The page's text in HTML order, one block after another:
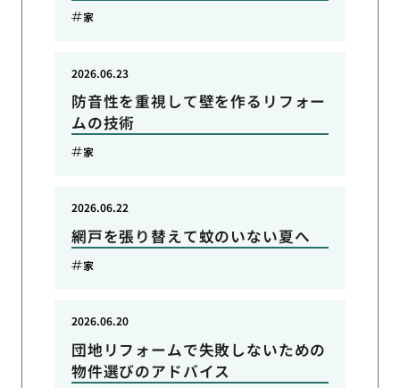
家
防音性を重視して壁を作るリフォー
ムの技術
2026.06.23
家
網戸を張り替えて蚊のいない夏へ
2026.06.22
家
団地リフォームで失敗しないための
物件選びのアドバイス
2026.06.20